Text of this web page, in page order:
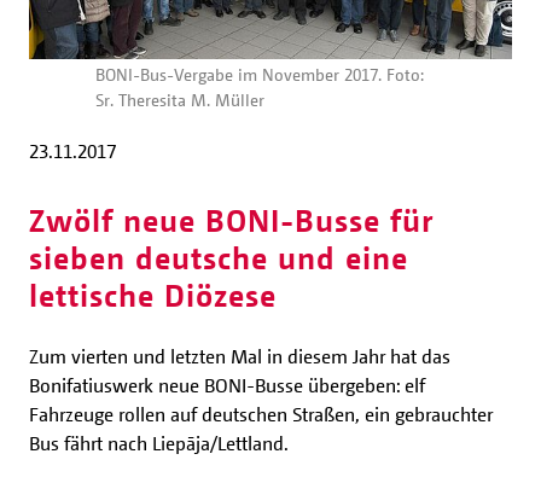
BONI-Bus-Vergabe im November 2017. Foto:
Sr. Theresita M. Müller
23.11.2017
Zwölf neue BONI-Busse für
sieben deutsche und eine
lettische Diözese
Zum vierten und letzten Mal in diesem Jahr hat das
Bonifatiuswerk neue BONI-Busse übergeben: elf
Fahrzeuge rollen auf deutschen Straßen, ein gebrauchter
Bus fährt nach Liepāja/Lettland.